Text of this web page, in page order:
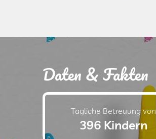
Daten & Fakten
Tägliche Betreuung von
396 Kindern